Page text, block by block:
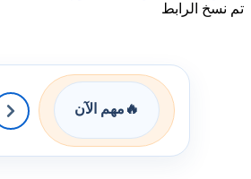
تم نسخ الرابط
🔥 مهم الآن